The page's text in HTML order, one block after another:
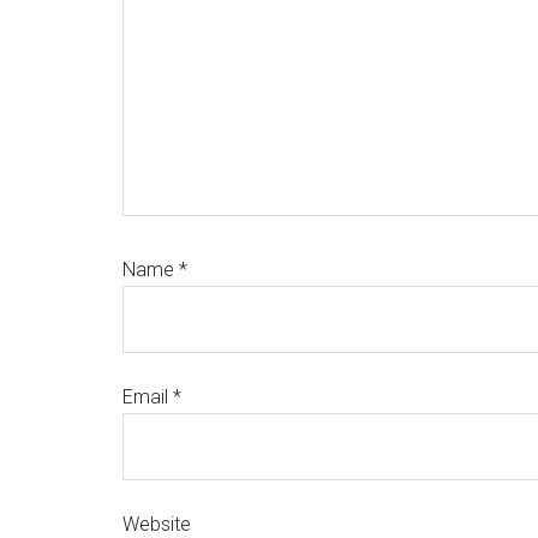
Name *
Email *
Website